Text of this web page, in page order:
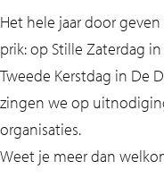
Het hele jaar door
prik: op Stille Zaterdag
Tweede Kerstdag in De
zingen we op
organisaties.
Weet je meer dan